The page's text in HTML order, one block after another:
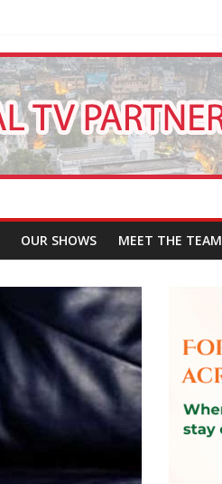
OUR SHOWS MEET THE TEAM